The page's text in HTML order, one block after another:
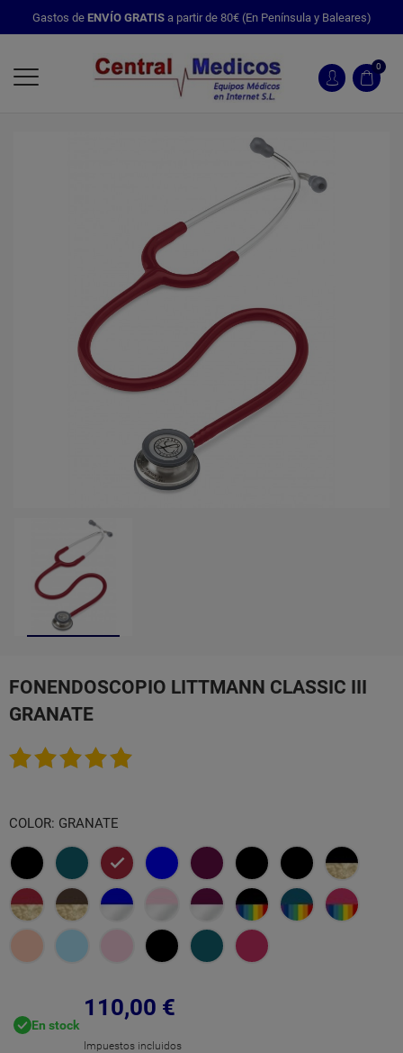
Gastos de ENVÍO GRATISa partir de 80€ (En Península y Baleares)
0
FONENDOSCOPIO LITTMANN CLASSIC III
GRANATE
COLOR: GRANATE
Negro Azul
Caribe
GranateAzul CiruelaEdición
Negra
Negro
Ahumado
Negro/
Champán
Granate/Campana
Champán
Chocolate/Campana
Cobre Espejo Perla/Campana
Ciruela/Campana
Espejo/Vástago
Negro/Campana
Arco
Azul
Rosa
Champan
CelesteRosa
Perla
Negro Azul Frambuesa
110,00 €
Impuestos incluidos
En stock